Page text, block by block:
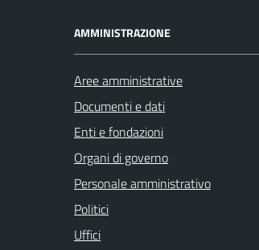
AMMINISTRAZIONE
Aree amministrative
Documenti e dati
Enti e fondazioni
Organi di governo
Personale amministrativo
Politici
Uffici